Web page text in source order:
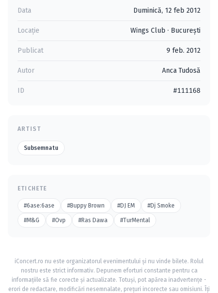
Data Duminică, 12 feb 2012
Locație Wings Club · Bucureşti
Publicat 9 feb. 2012
Autor Anca Tudosă
ID #111168
ARTIST
Subsemnatu
ETICHETE
#6ase:6ase #Buppy Brown #DJ EM #Dj Smoke
#M&G #Ovp #Ras Dawa #TurMental
iConcert.ro nu este organizatorul evenimentului și nu vinde bilete. Rolul
nostru este strict informativ. Depunem eforturi constante pentru ca
informațiile să fie corecte și actualizate. Totuși, pot apărea inadvertențe -
erori de redactare, modificări nesemnalate, prețuri incorecte sau omisiuni. Îți